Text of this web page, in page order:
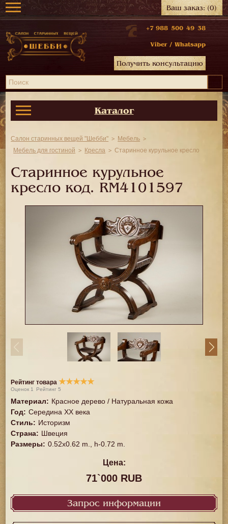
Ваш заказ:(0)
+7 988 500 49 38
Viber / Whatsapp
Получить консультацию
Каталог
Салон старинных вещей "Шебби"
Мебель
Мебель для гостиной
Кресла Старинное курульное кресло
Старинное курульное
кресло код. RM4101597
Рейтинг товара ★★★★★
Оценок 1 Рейтинг5
Материал: Красное дерево / Натуральная кожа
Год: Середина XX векa
Стиль: Историзм
Страна: Швеция
Размеры: 0.52x0.62 m., h-0.72 m.
Цена:
71`000 RUB
Запрос информации